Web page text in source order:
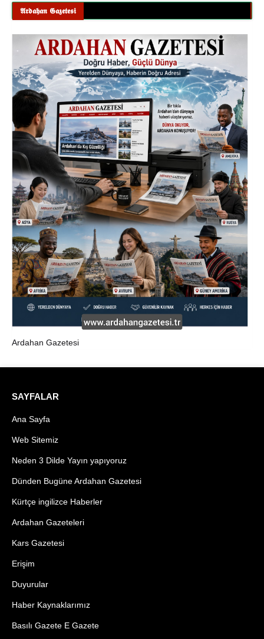
𝕬𝖗𝖉𝖆𝖍𝖆𝖓 𝕲𝖆𝖟𝖊𝖙𝖊𝖘𝖎
Ardahan Gazetesi
SAYFALAR
Ana Sayfa
Web Sitemiz
Neden 3 Dilde Yayın yapıyoruz
Dünden Bugüne Ardahan Gazetesi
Kürtçe ingilizce Haberler
Ardahan Gazeteleri
Kars Gazetesi
Erişim
Duyurular
Haber Kaynaklarımız
Basılı Gazete E Gazete